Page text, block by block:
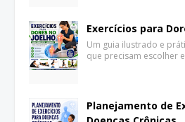
Exercícios para
Um guia ilustrado e
que precisam escolher
Planejamento de